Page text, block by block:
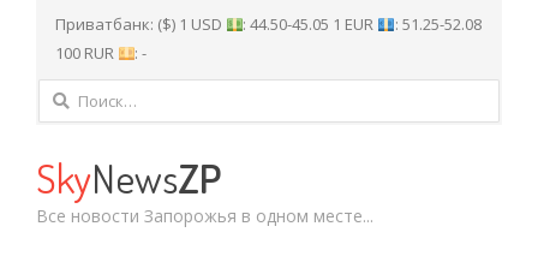
Приватбанк: ($) 1 USD : 44.50-45.05 1 EUR
: 51.25-52.08
100 RUR
: -
Найти:
SkyNewsZP
Все новости Запорожья в одном месте...